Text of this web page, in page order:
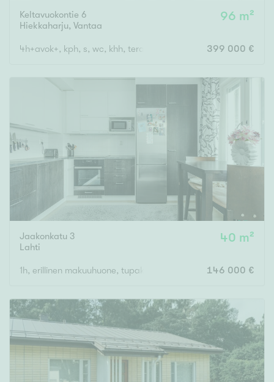
Keltavuokontie 6
Hiekkaharju, Vantaa
96 m²
4h+avok+, kph, s, wc, khh, terassi, var 399 000 €
Jaakonkatu 3
Lahti
40 m²
1h, erillinen makuuhuone, tupakeittiö, s, p 146 000 €